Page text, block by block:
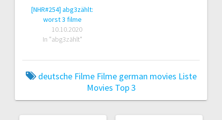
[NHR#254] abg3zählt:
worst 3 filme
10.10.2020
In "abg3zählt"
deutsche Filme Filme german movies Liste
Movies Top 3